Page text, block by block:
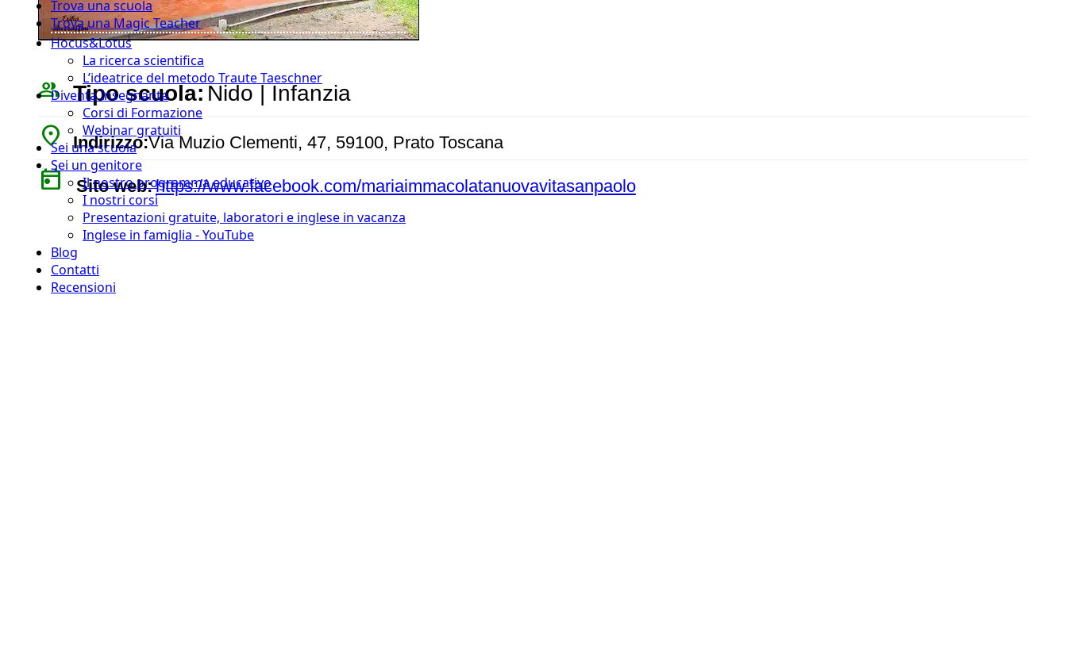
Trova una scuola
Trova una Magic Teacher
Hocus&Lotus
La ricerca scientifica
L’ideatrice del metodo Traute Taeschner
Diventa Insegnante
Corsi di Formazione
Webinar gratuiti
Sei una scuola
Sei un genitore
Il nostro programma educativo
I nostri corsi
Presentazioni gratuite, laboratori e inglese in vacanza
Inglese in famiglia - YouTube
Blog
Contatti
Recensioni
people_outline Tipo scuola: Nido | Infanzia
place Indirizzo:Via Muzio Clementi, 47, 59100, Prato Toscana
today Sito web:https://www.facebook.com/mariaimmacolatanuovavitasanpaolo